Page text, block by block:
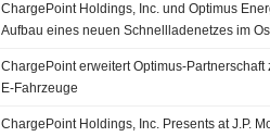
ChargePoint Holdings, Inc. und Optimus
Aufbau eines neuen Schnellladenetzes im
ChargePoint erweitert Optimus-
E-Fahrzeuge
ChargePoint Holdings, Inc. Presents at J.P.